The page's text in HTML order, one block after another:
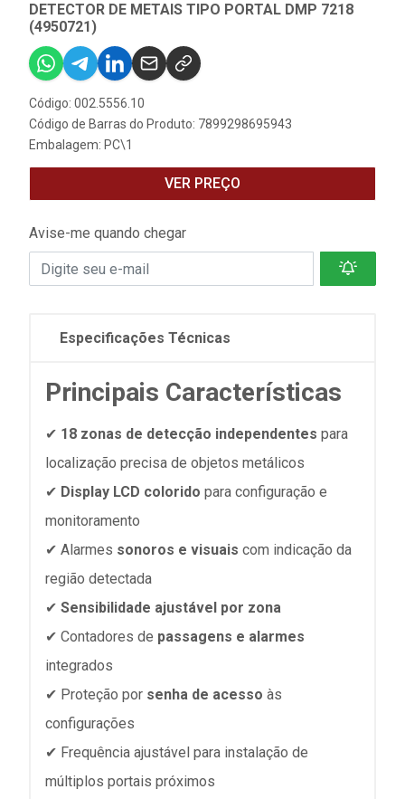
DETECTOR DE METAIS TIPO PORTAL DMP 7218
(4950721)
Código: 002.5556.10
Código de Barras do Produto: 7899298695943
Embalagem: PC\1
VER PREÇO
Avise-me quando chegar
Especificações Técnicas
Principais Características
✔ 18 zonas de detecção independentes para
localização precisa de objetos metálicos
✔ Display LCD colorido para configuração e
monitoramento
✔ Alarmes sonoros e visuais com indicação da
região detectada
✔ Sensibilidade ajustável por zona
✔ Contadores de passagens e alarmes
integrados
✔ Proteção por senha de acesso às
configurações
✔ Frequência ajustável para instalação de
múltiplos portais próximos